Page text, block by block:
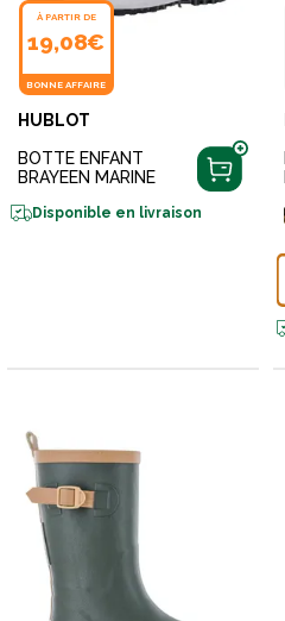
À PARTIR DE
19,08€
BONNE AFFAIRE
HUBLOT
BOTTE ENFANT
BRAYEEN MARINE
Disponible en livraison